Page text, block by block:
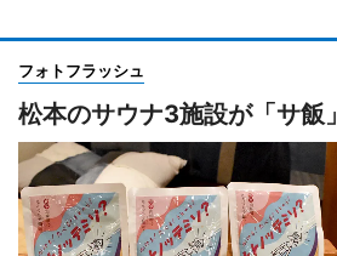
フォトフラッシュ
松本のサウナ3施設が「サ飯」